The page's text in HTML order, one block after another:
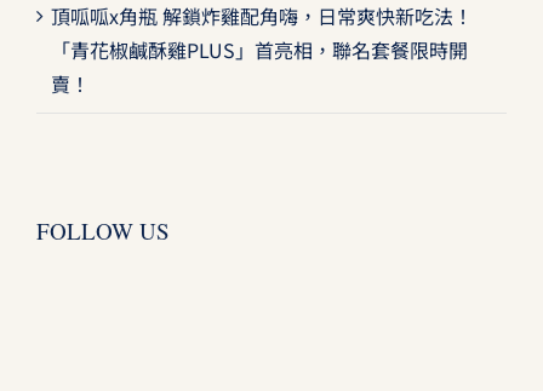
頂呱呱x角瓶 解鎖炸雞配角嗨，日常爽快新吃法！
「青花椒鹹酥雞PLUS」首亮相，聯名套餐限時開
賣！
FOLLOW US